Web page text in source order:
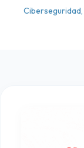
Ciberseguridad,